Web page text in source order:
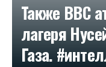
Также ВВС
лагеря
Газа.